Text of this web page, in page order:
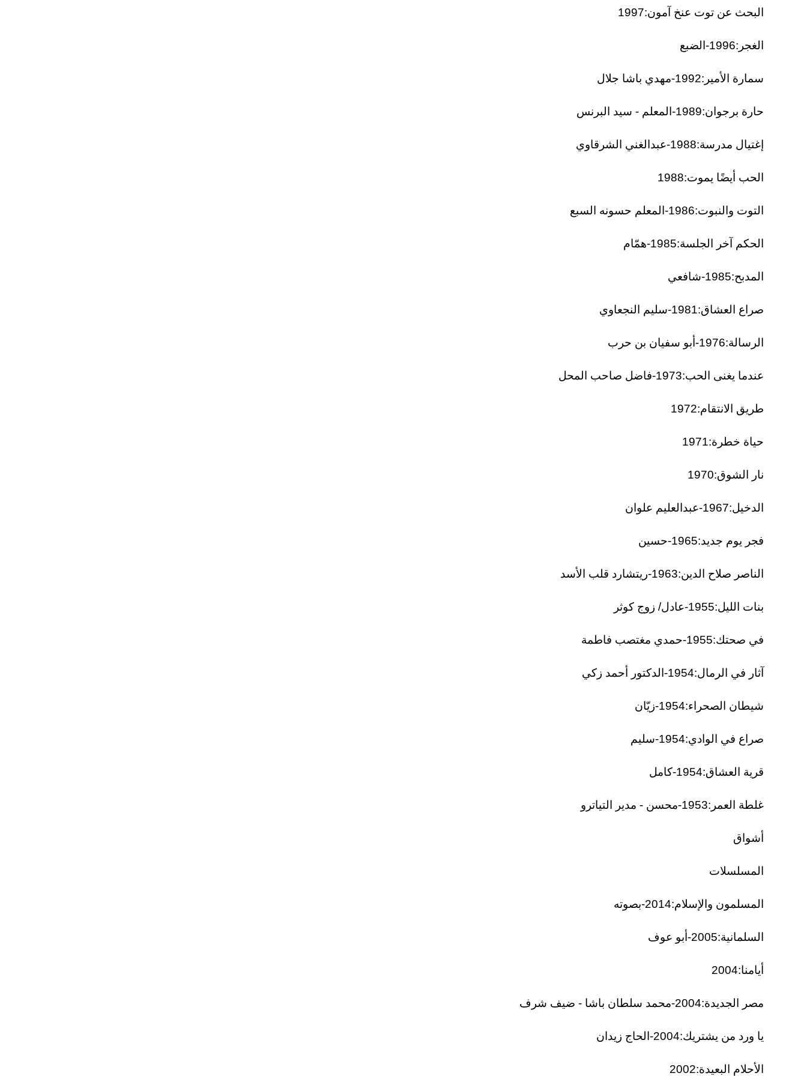
البحث عن توت عنخ آمون:1997
الغجر:1996-الضبع
سمارة الأمير:1992-مهدي باشا جلال
حارة برجوان:1989-المعلم - سيد البرنس
إغتيال مدرسة:1988-عبدالغني الشرقاوي
الحب أيضًا يموت:1988
التوت والنبوت:1986-المعلم حسونه السبع
الحكم آخر الجلسة:1985-همّام
المدبح:1985-شافعي
صراع العشاق:1981-سليم النجعاوي
الرسالة:1976-أبو سفيان بن حرب
عندما يغنى الحب:1973-فاضل صاحب المحل
طريق الانتقام:1972
حياة خطرة:1971
نار الشوق:1970
الدخيل:1967-عبدالعليم علوان
فجر يوم جديد:1965-حسين
الناصر صلاح الدين:1963-ريتشارد قلب الأسد
بنات الليل:1955-عادل/ زوج كوثر
في صحتك:1955-حمدي مغتصب فاطمة
آثار في الرمال:1954-الدكتور أحمد زكي
شيطان الصحراء:1954-زيّان
صراع في الوادي:1954-سليم
قرية العشاق:1954-كامل
غلطة العمر:1953-محسن - مدير التياترو
أشواق
المسلسلات
المسلمون والإسلام:2014-بصوته
السلمانية:2005-أبو عوف
أيامنا:2004
مصر الجديدة:2004-محمد سلطان باشا - ضيف شرف
يا ورد من يشتريك:2004-الحاج زيدان
الأحلام البعيدة:2002